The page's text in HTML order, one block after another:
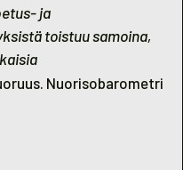
ja
toistuu samoina,
Nuorisobarometri